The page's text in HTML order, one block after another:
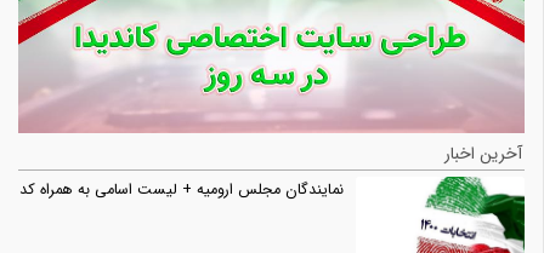
آخرین اخبار
نمایندگان مجلس ارومیه + لیست اسامی به همراه کد